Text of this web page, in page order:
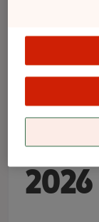
Lilla
2026